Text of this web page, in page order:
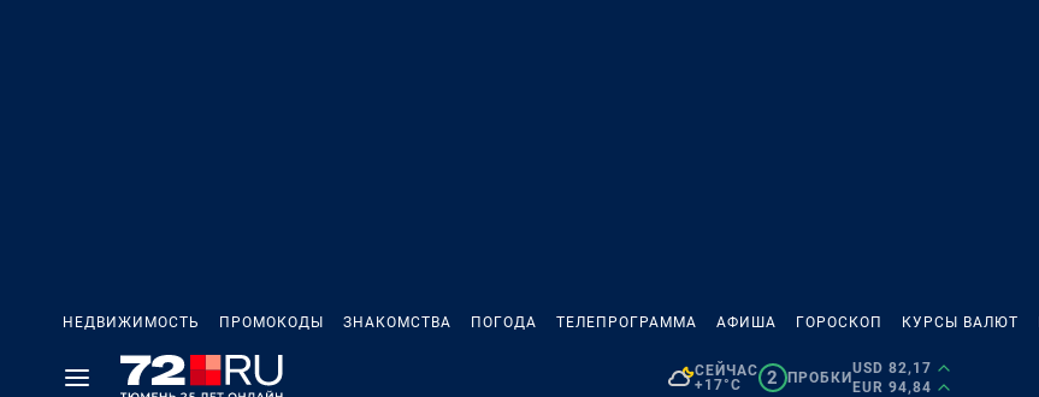
НЕДВИЖИМОСТЬ ПРОМОКОДЫ ЗНАКОМСТВА ПОГОДА ТЕЛЕПРОГРАММА АФИША ГОРОСКОП КУРСЫ ВАЛЮТ
СЕЙЧАС
+17°C
2 ПРОБКИ
USD 82,17
EUR 94,84